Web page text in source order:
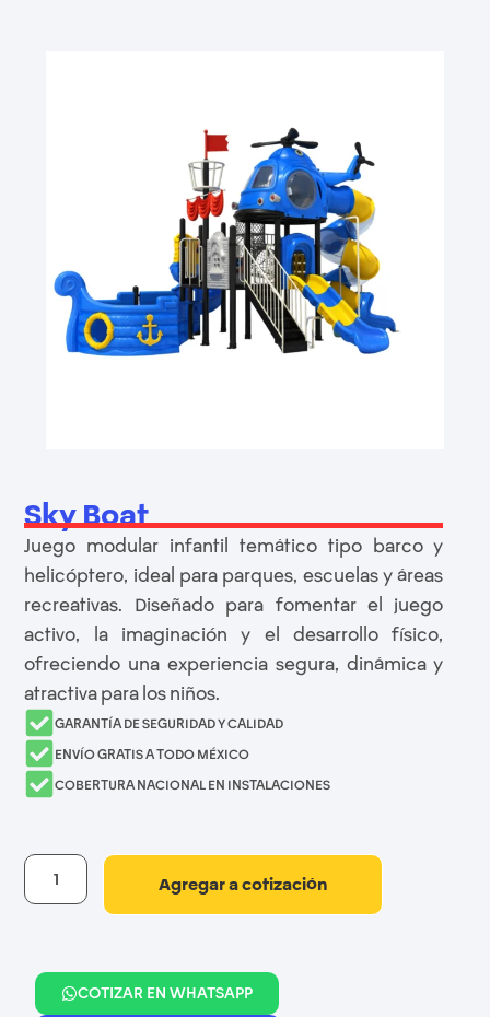
Sky Boat
Juego modular infantil temático tipo barco y
helicóptero, ideal para parques, escuelas y áreas
recreativas. Diseñado para fomentar el juego
activo, la imaginación y el desarrollo físico,
ofreciendo una experiencia segura, dinámica y
atractiva para los niños.
GARANTÍA DE SEGURIDAD Y CALIDAD
ENVÍO GRATIS A TODO MÉXICO
COBERTURA NACIONAL EN INSTALACIONES
Agregar a cotización
COTIZAR EN WHATSAPP